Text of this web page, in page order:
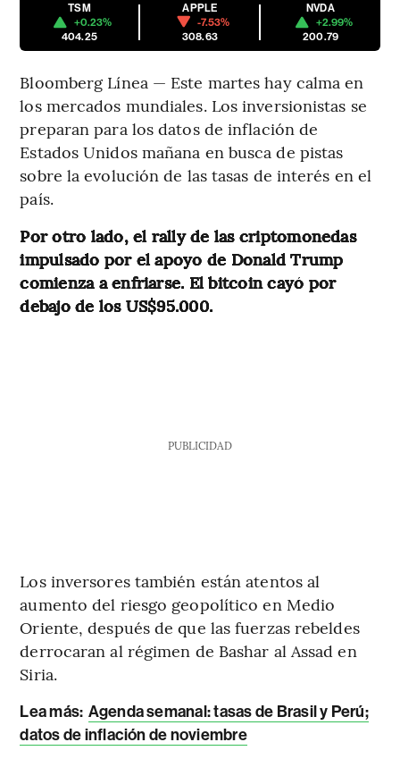
TSM
+0.23%
404.25
APPLE
-7.53%
308.63
NVDA
+2.99%
200.79
Bloomberg Línea — Este martes hay calma en
los mercados mundiales. Los inversionistas se
preparan para los datos de inflación de
Estados Unidos mañana en busca de pistas
sobre la evolución de las tasas de interés en el
país.
Por otro lado, el rally de las criptomonedas
impulsado por el apoyo de Donald Trump
comienza a enfriarse. El bitcoin cayó por
debajo de los US$95.000.
PUBLICIDAD
Los inversores también están atentos al
aumento del riesgo geopolítico en Medio
Oriente, después de que las fuerzas rebeldes
derrocaran al régimen de Bashar al Assad en
Siria.
Lea más: Agenda semanal: tasas de Brasil y Perú;
datos de inflación de noviembre